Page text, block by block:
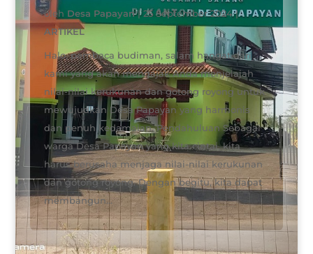
oleh Desa Papayan|25 September 2024|
ARTIKEL
Halo, pembaca budiman, salam hangat dari
kami yang akan mengajak Anda menjelajah
nilai-nilai kerukunan dan gotong royong untuk
mewujudkan Desa Papayan yang harmonis
dan penuh kedamaian. Pendahuluan Sebagai
warga Desa Papayan yang kita cintai, kita
harus berusaha menjaga nilai-nilai kerukunan
dan gotong royong. Dengan begitu, kita dapat
membangun...